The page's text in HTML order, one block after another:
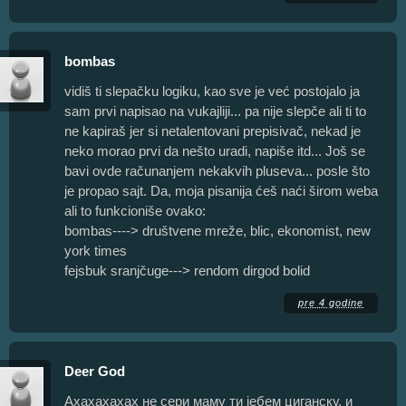
bombas
vidiš ti slepačku logiku, kao sve je već postojalo ja
sam prvi napisao na vukajliji... pa nije slepče ali ti to
ne kapiraš jer si netalentovani prepisivač, nekad je
neko morao prvi da nešto uradi, napiše itd... Još se
bavi ovde računanjem nekakvih pluseva... posle što
je propao sajt. Da, moja pisanija ćeš naći širom weba
ali to funkcioniše ovako:
bombas----> društvene mreže, blic, ekonomist, new
york times
fejsbuk sranjčuge---> rendom dirgod bolid
pre 4 godine
Deer God
Ахахахахах не сери маму ти јебем циганску, и